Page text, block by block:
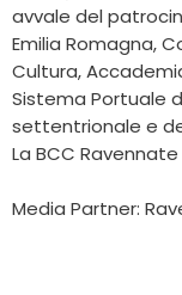
avvale del
Emilia Romagna,
Cultura,
Sistema Portuale
settentrionale e
La BCC
Media Partner: